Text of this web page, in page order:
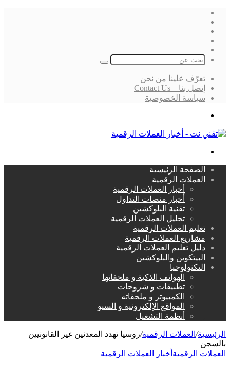
بحث
تعرّف علينا من نحن
إتصل بنا – Contact Us
سياسة الخصوصية
الصفحة الرئيسية
العملات الرقمية
أخبار العملات الرقمية
أخبار منصات التداول
تقنية البلوكشين
تحليل العملات الرقمية
تعليم العملات الرقمية
مشاريع العملات الرقمية
دليل تعليم العملات الرقمية
البيتكوين والبلوكشين
التكنولوجيا
الهواتف الذكية و ملحقاتها
تطبيقات و شروحات
الكمبيوتر و ملحقاته
المواقع الإلكترونية و السيو
أنظمة التشغيل
الرئيسية/ العملات الرقمية/روسيا تهدد المعدنين غير القانونيين
بالسجن
العملات الرقمية أخبار العملات الرقمية